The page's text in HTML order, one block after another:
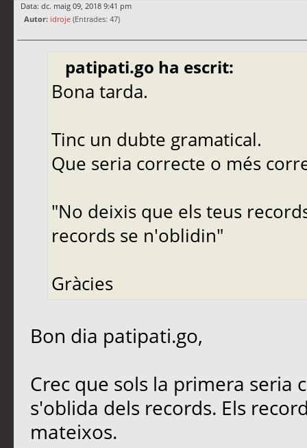
Data: dc. maig 09, 2018 9:41 pm
Autor: idroje (Entrades: 47)
patipati.go ha escrit:
Bona tarda.
Tinc un dubte gramatical.
Que seria correcte o més
"No deixis que els teus
records se n'oblidin"
Gràcies
Bon dia patipati.go,
Crec que sols la primera seria
s'oblida dels records. Els
mateixos.